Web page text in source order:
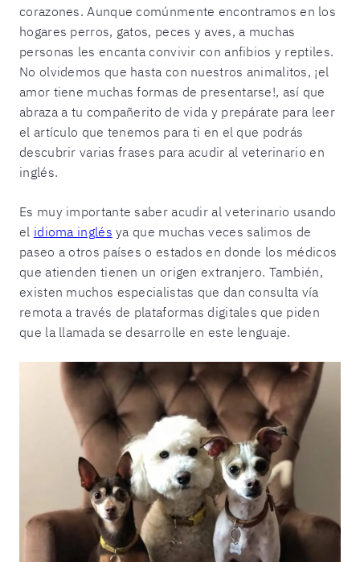
corazones. Aunque comúnmente encontramos en los
hogares perros, gatos, peces y aves, a muchas
personas les encanta convivir con anfibios y reptiles.
No olvidemos que hasta con nuestros animalitos, ¡el
amor tiene muchas formas de presentarse!, así que
abraza a tu compañerito de vida y prepárate para leer
el artículo que tenemos para ti en el que podrás
descubrir varias frases para acudir al veterinario en
inglés.
Es muy importante saber acudir al veterinario usando
el idioma inglés ya que muchas veces salimos de
paseo a otros países o estados en donde los médicos
que atienden tienen un origen extranjero. También,
existen muchos especialistas que dan consulta vía
remota a través de plataformas digitales que piden
que la llamada se desarrolle en este lenguaje.